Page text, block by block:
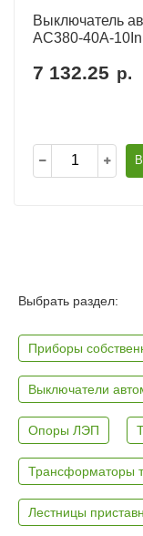
Выключатель
AC380-40А-10In
7 132.25 р.
Выбрать раздел:
Приборы
Выключатели
Опоры ЛЭП
Трансформаторы
Лестницы